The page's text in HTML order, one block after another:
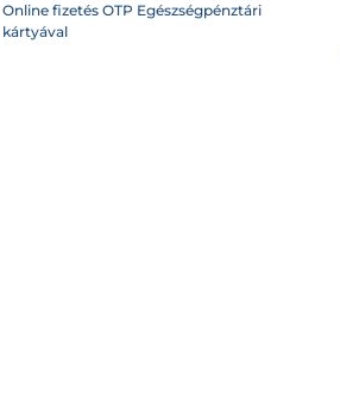
Online fizetés OTP Egészségpénztári
kártyával